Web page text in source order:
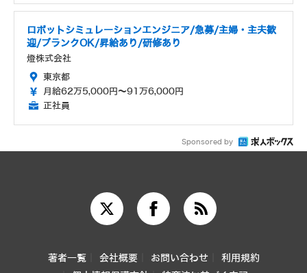
ロボットシミュレーションエンジニア/急募/主婦・主夫歓
迎/ブランクOK/昇給あり/研修あり
燈株式会社
東京都
月給62万5,000円～91万6,000円
正社員
Sponsored by
著者一覧 会社概要 お問い合わせ
利用規約